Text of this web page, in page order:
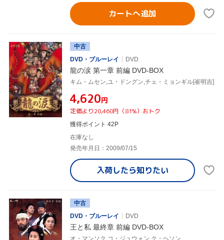
カートへ追加
中古
DVD・ブルーレイ
DVD
龍の涙 第一章 前編 DVD-BOX
キム・ムセン,ユ・ドングン,チェ・ミョンギル[崔明吉]
¥4,620円
定価より20,460円（81%）おトク
獲得ポイント 42P
在庫なし
発売年月日：2009/07/15
入荷したら知りたい
中古
DVD・ブルーレイ
DVD
王と私 最終章 前編 DVD-BOX
オ・マンソク,コ・ジュウォン,ク・ヘソン